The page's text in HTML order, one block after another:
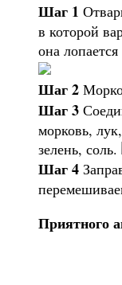
Шаг 1
в которой
она
Шаг 2
Шаг 3
морковь,
зелень, соль.
Шаг 4
Приятного